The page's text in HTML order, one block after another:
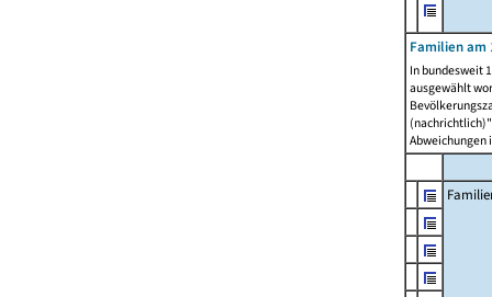
Familien am
In bundesweit
ausgewählt
Abweichungen